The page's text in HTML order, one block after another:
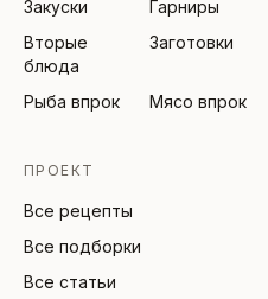
Закуски
Гарниры
Вторые
блюда
Заготовки
Рыба впрок Мясо впрок
ПРОЕКТ
Все рецепты
Все подборки
Все статьи